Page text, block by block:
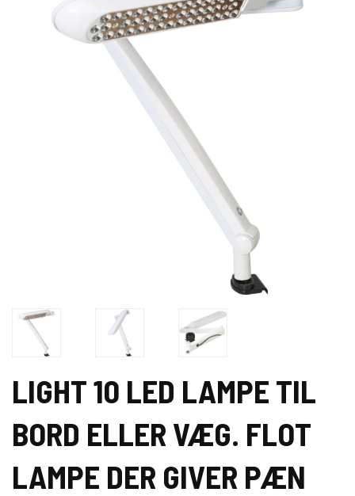
LIGHT 10 LED LAMPE TIL
BORD ELLER VÆG. FLOT
LAMPE DER GIVER PÆN